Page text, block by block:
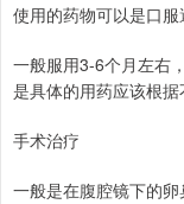
使用的药物可以是口服
一般服用3-6个月左右
是具体的用药应该根据
手术治疗
一般是在腹腔镜下的